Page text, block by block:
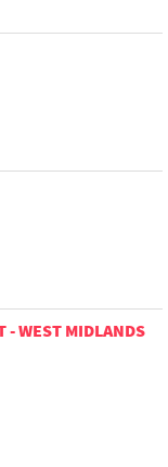
- WEST MIDLANDS